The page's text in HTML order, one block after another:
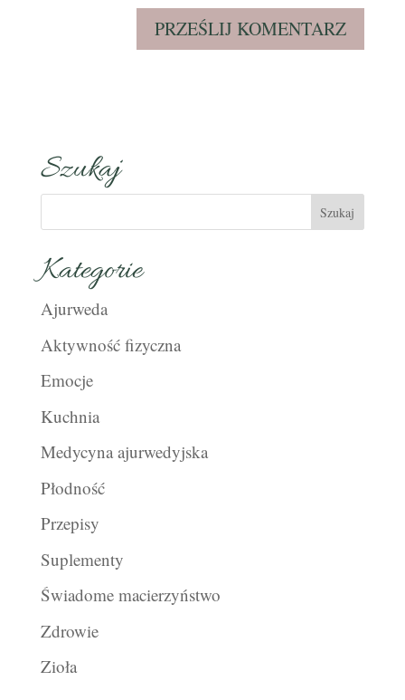
Szukaj
Kategorie
Ajurweda
Aktywność fizyczna
Emocje
Kuchnia
Medycyna ajurwedyjska
Płodność
Przepisy
Suplementy
Świadome macierzyństwo
Zdrowie
Zioła